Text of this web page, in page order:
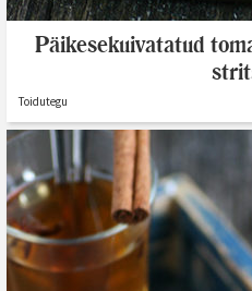
Päikesekuivatatud
Toidutegu